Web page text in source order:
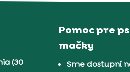
(30
Pomoc pre
mačky
Sme dostupní